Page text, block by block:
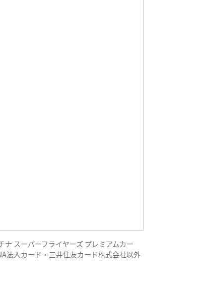
カード
スーパーフライヤーズ プレミアムカー
法人カード・三井住友カード株式会社以外